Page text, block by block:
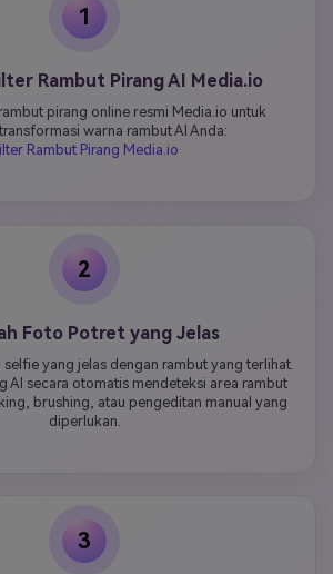
1
Rambut Pirang AI Media.io
pirang online resmi Media.io untuk
warna rambut AI Anda:
Rambut Pirang Media.io
2
Foto Potret yang Jelas
yang jelas dengan rambut yang terlihat.
AI secara otomatis mendeteksi area rambut
brushing, atau pengeditan manual yang
diperlukan.
3